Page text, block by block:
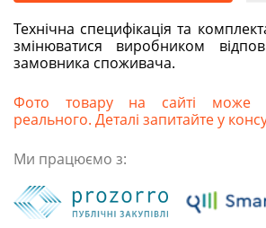
Технічна специфікація та
змінюватися виробником
замовника споживача.
Фото товару на сайті може
реального. Деталі запитайте у
Ми працюємо з: